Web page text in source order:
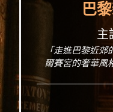
巴
主
「走進巴黎近
爾賽宮的奢華風